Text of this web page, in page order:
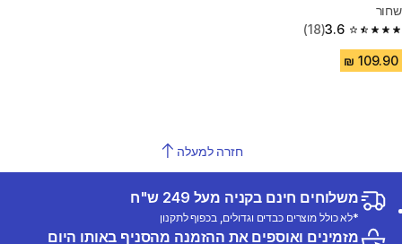
שחור
3.6
3.6 out of 5 stars from 18 reviews
(18)
חזרה למעלה
משלוחים חינם בקניה מעל 249 ש"ח
*לא כולל מוצרים כבדים וגדולים, בכפוף לתקנון
מזמינים ואוספים את ההזמנה מהסניף באותו היום